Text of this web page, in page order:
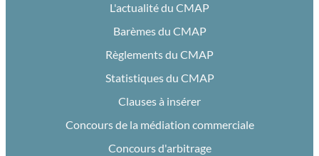
L'actualité du CMAP
Barèmes du CMAP
Règlements du CMAP
Statistiques du CMAP
Clauses à insérer
Concours de la médiation commerciale
Concours d'arbitrage